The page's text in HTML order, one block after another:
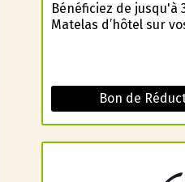
Bénéficiez de jusqu'à
Matelas d’hôtel sur
Bon de